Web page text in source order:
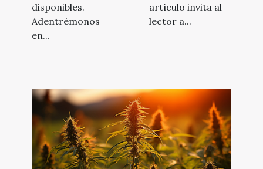
disponibles.
Adentrémonos
en...
artículo invita al
lector a...